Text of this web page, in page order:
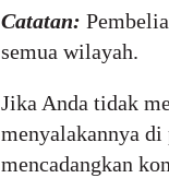
Catatan:
semua wilayah.
Jika Anda tidak
menyalakannya
mencadangkan